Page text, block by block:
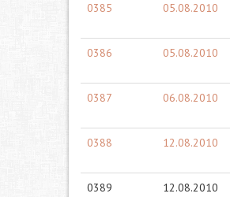
0385 05.08.2010
0386 05.08.2010
0387 06.08.2010
0388 12.08.2010
0389 12.08.2010